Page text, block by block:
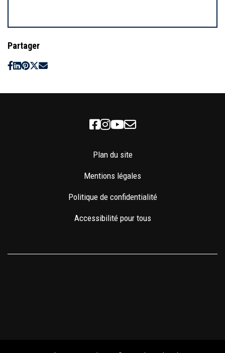
Partager
Facebook
Instagram
Youtube
Newsletter
Plan du site
Mentions légales
Politique de confidentialité
Accessibilité pour tous